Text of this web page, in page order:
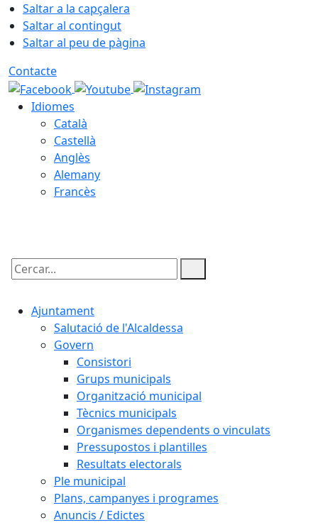
Saltar a la capçalera
Saltar al contingut
Saltar al peu de pàgina
Contacte
Idiomes
Català
Castellà
Anglès
Alemany
Francès
Cercar:
Ajuntament
Salutació de l'Alcaldessa
Govern
Consistori
Grups municipals
Organització municipal
Tècnics municipals
Organismes dependents o vinculats
Pressupostos i plantilles
Resultats electorals
Ple municipal
Plans, campanyes i programes
Anuncis / Edictes